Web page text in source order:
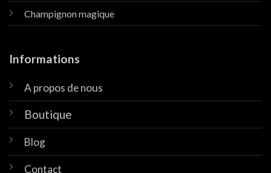
Champignon magique
Informations
A propos de nous
Boutique
Blog
Contact